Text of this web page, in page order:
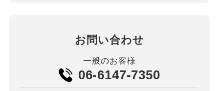
お問い合わせ
一般のお客様
06-6147-7350